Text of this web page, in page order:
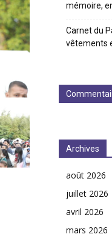
mémoire,
Carnet du
vêtements
Archives
août 2026
juillet 2026
avril 2026
mars 2026